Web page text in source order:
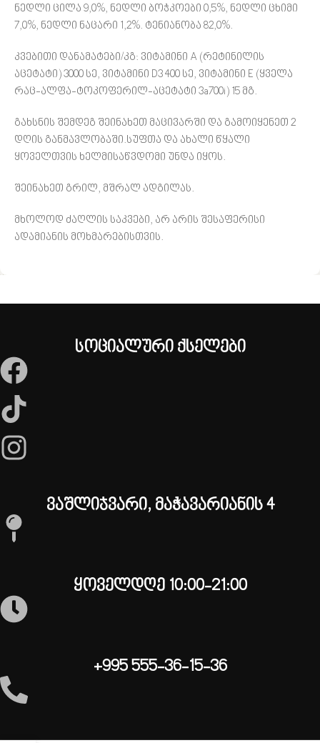
ნედლი ცილა 9,0%, ნედლი ბოჭკოები 0,5%, ნედლი ცხიმი
7,0%, ნედლი ნაცარი 1,2%. ტენიანობა 82,0%.
კვებითი დანამატები/კგ: ვიტამინი A (რეტინილის
აცეტატი) 3000 სე, ვიტამინი D3 400 სე, ვიტამინი E (ყველა
რაც-ალფა-ტოკოფერილ-აცეტატი 3a700i) 15 მგ.
გახსნის შემდეგ შეინახეთ მაცივარში და გამოიყენეთ 2
დღის განმავლობაში.სუფთა და ახალი წყალი
ყოველთვის ხელმისაწვდომი უნდა იყოს.
შეინახეთ გრილ, მშრალ ადგილას.
მხოლოდ ძაღლის საკვები, არ არის შესაფერისი
ადამიანის მოხმარებისთვის.
სოციალური ქსელები
ვაშლიჯვარი, მაჭავარიანის 4
ყოველდღე 10:00-21:00
+995 555-36-15-36